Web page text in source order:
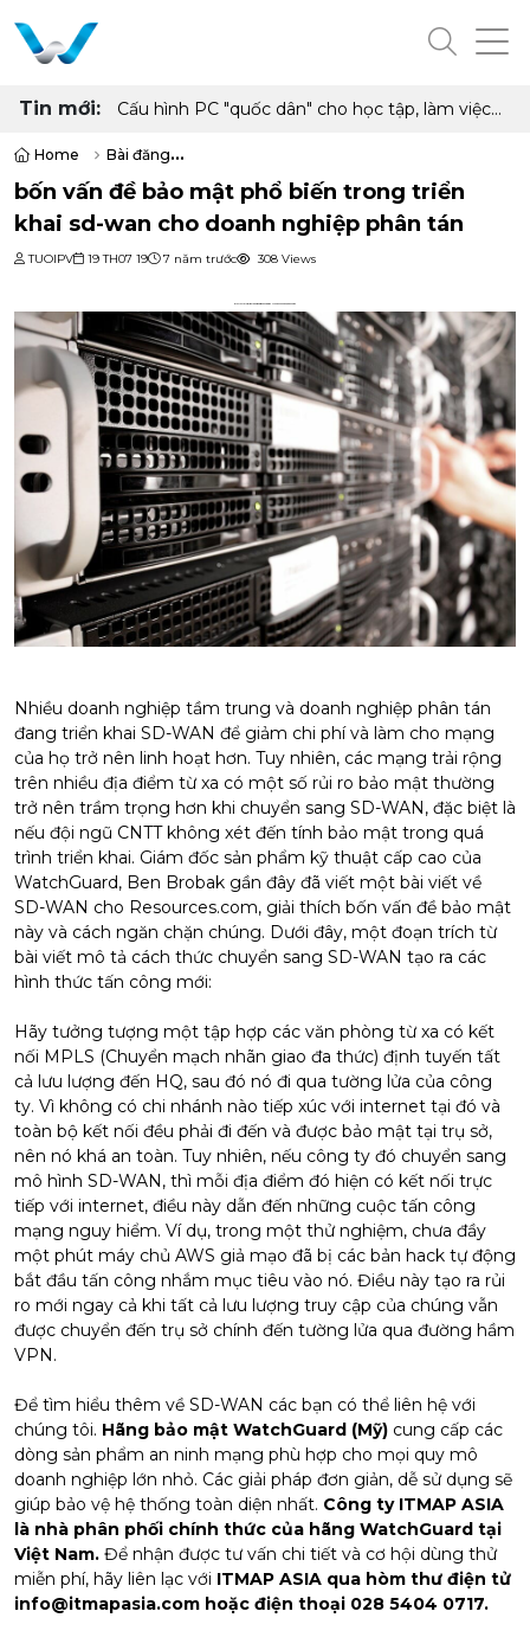
Tin mới:
Cấu hình PC "quốc dân" cho học tập, làm việc
Home
Bài đăng
bốn vấn đề bảo mật phổ biến trong triển khai sd-wan cho doanh
bốn vấn đề bảo mật phổ biến trong triển
khai sd-wan cho doanh nghiệp phân tán
TUOIPV 19 TH07 19 7 năm trước 308 Views
Nhiều doanh nghiệp tầm trung và doanh nghiệp phân tán
đang triển khai SD-WAN để giảm chi phí và làm cho mạng
của họ trở nên linh hoạt hơn. Tuy nhiên, các mạng trải rộng
trên nhiều địa điểm từ xa có một số rủi ro bảo mật thường
trở nên trầm trọng hơn khi chuyển sang SD-WAN, đặc biệt là
nếu đội ngũ CNTT không xét đến tính bảo mật trong quá
trình triển khai. Giám đốc sản phẩm kỹ thuật cấp cao của
WatchGuard, Ben Brobak gần đây đã viết một bài viết về
SD-WAN cho Resources.com, giải thích bốn vấn đề bảo mật
này và cách ngăn chặn chúng. Dưới đây, một đoạn trích từ
bài viết mô tả cách thức chuyển sang SD-WAN tạo ra các
hình thức tấn công mới:
Hãy tưởng tượng một tập hợp các văn phòng từ xa có kết
nối MPLS (Chuyển mạch nhãn giao đa thức) định tuyến tất
cả lưu lượng đến HQ, sau đó nó đi qua tường lửa của công
ty. Vì không có chi nhánh nào tiếp xúc với internet tại đó và
toàn bộ kết nối đều phải đi đến và được bảo mật tại trụ sở,
nên nó khá an toàn. Tuy nhiên, nếu công ty đó chuyển sang
mô hình SD-WAN, thì mỗi địa điểm đó hiện có kết nối trực
tiếp với internet, điều này dẫn đến những cuộc tấn công
mạng nguy hiểm. Ví dụ, trong một thử nghiệm, chưa đầy
một phút máy chủ AWS giả mạo đã bị các bản hack tự động
bắt đầu tấn công nhắm mục tiêu vào nó. Điều này tạo ra rủi
ro mới ngay cả khi tất cả lưu lượng truy cập của chúng vẫn
được chuyển đến trụ sở chính đến tường lửa qua đường hầm
VPN.
Để tìm hiểu thêm về SD-WAN các bạn có thể liên hệ với
chúng tôi. Hãng bảo mật WatchGuard (Mỹ) cung cấp các
dòng sản phẩm an ninh mạng phù hợp cho mọi quy mô
doanh nghiệp lớn nhỏ. Các giải pháp đơn giản, dễ sử dụng sẽ
giúp bảo vệ hệ thống toàn diện nhất. Công ty ITMAP ASIA
là nhà phân phối chính thức của hãng WatchGuard tại
Việt Nam. Để nhận được tư vấn chi tiết và cơ hội dùng thử
miễn phí, hãy liên lạc với ITMAP ASIA qua hòm thư điện tử
info@itmapasia.com hoặc điện thoại 028 5404 0717.